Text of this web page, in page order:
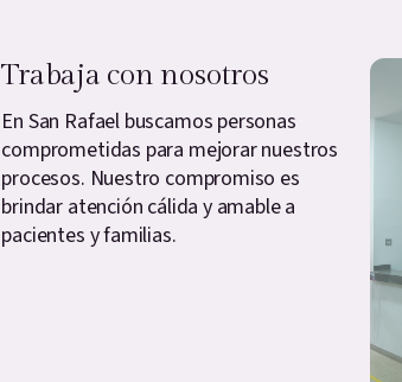
Trabaja con nosotros
En San Rafael buscamos personas
comprometidas para mejorar nuestros
procesos. Nuestro compromiso es
brindar atención cálida y amable a
pacientes y familias.